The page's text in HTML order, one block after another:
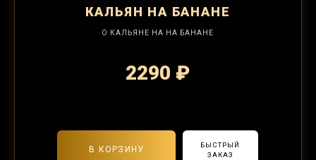
КАЛЬЯН НА БАНАНЕ
О КАЛЬЯНЕ НА НА БАНАНЕ
2290 ₽
В КОРЗИНУ
БЫСТРЫЙ
ЗАКАЗ